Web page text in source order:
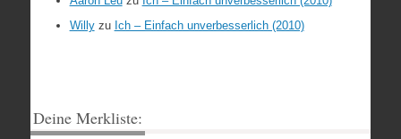
Willyzu Ich – Einfach unverbesserlich (2010)
Deine Merkliste: